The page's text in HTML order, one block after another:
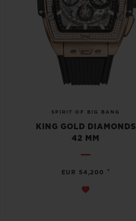
SPIRIT OF BIG BANG
KING GOLD DIAMONDS
42 MM
EUR 54,200 •